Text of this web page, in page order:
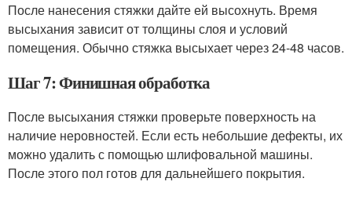
После нанесения стяжки дайте ей высохнуть. Время
высыхания зависит от толщины слоя и условий
помещения. Обычно стяжка высыхает через 24-48 часов.
Шаг 7: Финишная обработка
После высыхания стяжки проверьте поверхность на
наличие неровностей. Если есть небольшие дефекты, их
можно удалить с помощью шлифовальной машины.
После этого пол готов для дальнейшего покрытия.